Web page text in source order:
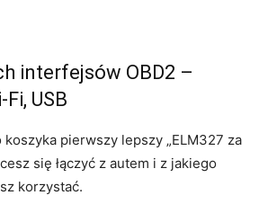
interfejsów OBD2 –
USB
pierwszy lepszy „ELM327 za
się łączyć z autem i z jakiego
korzystać.